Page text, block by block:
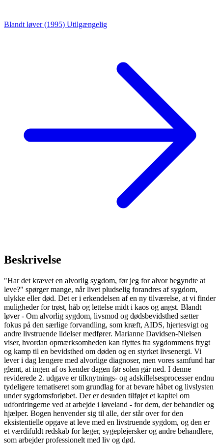
Blandt løver (1995) Utilgængelig
Beskrivelse
"Har det krævet en alvorlig sygdom, før jeg for alvor begyndte at
leve?" spørger mange, når livet pludselig forandres af sygdom,
ulykke eller død. Det er i erkendelsen af en ny tilværelse, at vi finder
muligheder for trøst, håb og lettelse midt i kaos og angst. Blandt
løver - Om alvorlig sygdom, livsmod og dødsbevidsthed sætter
fokus på den særlige forvandling, som kræft, AIDS, hjertesvigt og
andre livstruende lidelser medfører. Marianne Davidsen-Nielsen
viser, hvordan opmærksomheden kan flyttes fra sygdommens frygt
og kamp til en bevidsthed om døden og en styrket livsenergi. Vi
lever i dag længere med alvorlige diagnoser, men vores samfund har
glemt, at ingen af os kender dagen før solen går ned. I denne
reviderede 2. udgave er tilknytnings- og adskillelsesprocesser endnu
tydeligere tematiseret som grundlag for at bevare håbet og livslysten
under sygdomsforløbet. Der er desuden tilføjet et kapitel om
udfordringerne ved at arbejde i løveland - for dem, der behandler og
hjælper. Bogen henvender sig til alle, der står over for den
eksistentielle opgave at leve med en livstruende sygdom, og den er
et værdifuldt redskab for læger, sygeplejersker og andre behandlere,
som arbejder professionelt med liv og død.